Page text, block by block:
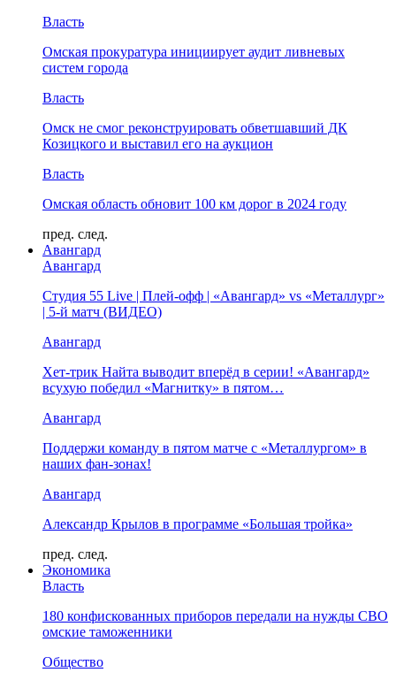
Власть
Омская прокуратура инициирует аудит ливневых
систем города
Власть
Омск не смог реконструировать обветшавший ДК
Козицкого и выставил его на аукцион
Власть
Омская область обновит 100 км дорог в 2024 году
пред. след.
Авангард
Авангард
Студия 55 Live | Плей-офф | «Авангард» vs «Металлург»
| 5-й матч (ВИДЕО)
Авангард
Хет-трик Найта выводит вперёд в серии! «Авангард»
всухую победил «Магнитку» в пятом…
Авангард
Поддержи команду в пятом матче с «Металлургом» в
наших фан-зонах!
Авангард
Александр Крылов в программе «Большая тройка»
пред. след.
Экономика
Власть
180 конфискованных приборов передали на нужды СВО
омские таможенники
Общество